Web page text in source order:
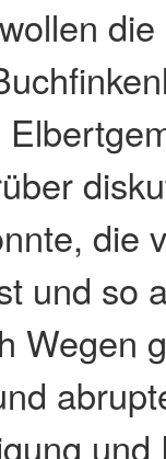
die
und so
Wegen
und